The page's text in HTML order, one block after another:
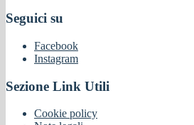
Seguici su
Facebook
Instagram
Sezione Link Utili
Cookie policy